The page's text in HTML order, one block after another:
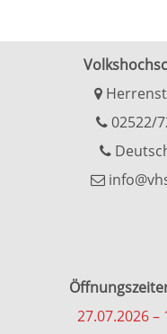
02522/
27.07.2026 –